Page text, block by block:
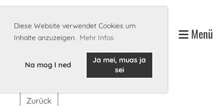
Diese Website verwendet Cookies um
Inhalte anzuzeigen. Mehr Infos
Na mog I ned
Ja mei, muas ja
sei
Menü
Zurück